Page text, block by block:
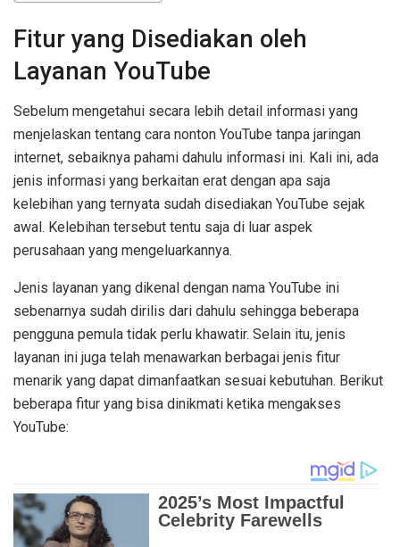
Fitur yang Disediakan oleh
Layanan YouTube
Sebelum mengetahui secara lebih detail informasi yang
menjelaskan tentang cara nonton YouTube tanpa jaringan
internet, sebaiknya pahami dahulu informasi ini. Kali ini, ada
jenis informasi yang berkaitan erat dengan apa saja
kelebihan yang ternyata sudah disediakan YouTube sejak
awal. Kelebihan tersebut tentu saja di luar aspek
perusahaan yang mengeluarkannya.
Jenis layanan yang dikenal dengan nama YouTube ini
sebenarnya sudah dirilis dari dahulu sehingga beberapa
pengguna pemula tidak perlu khawatir. Selain itu, jenis
layanan ini juga telah menawarkan berbagai jenis fitur
menarik yang dapat dimanfaatkan sesuai kebutuhan. Berikut
beberapa fitur yang bisa dinikmati ketika mengakses
YouTube: